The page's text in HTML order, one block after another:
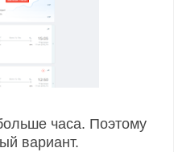
часа. Поэтому
вариант.